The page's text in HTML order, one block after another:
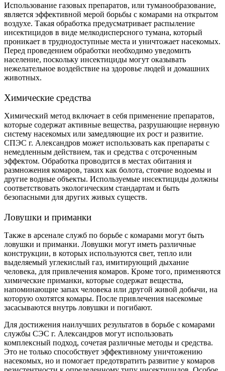
Использование газовых препаратов, или туманообразование,
является эффективной мерой борьбы с комарами на открытом
воздухе. Такая обработка предусматривает распыление
инсектицидов в виде мелкодисперсного тумана, который
проникает в труднодоступные места и уничтожает насекомых.
Перед проведением обработки необходимо уведомить
население, поскольку инсектициды могут оказывать
нежелательное воздействие на здоровье людей и домашних
животных.
Химические средства
Химический метод включает в себя применение препаратов,
которые содержат активные вещества, разрушающие нервную
систему насекомых или замедляющие их рост и развитие.
СПЭС г. Александров может использовать как препараты с
немедленным действием, так и средства с отсроченным
эффектом. Обработка проводится в местах обитания и
размножения комаров, таких как болота, стоячие водоемы и
другие водные объекты. Используемые инсектициды должны
соответствовать экологическим стандартам и быть
безопасными для других живых существ.
Ловушки и приманки
Также в арсенале служб по борьбе с комарами могут быть
ловушки и приманки. Ловушки могут иметь различные
конструкции, в которых используются свет, тепло или
выделяемый углекислый газ, имитирующий дыхание
человека, для привлечения комаров. Кроме того, применяются
химические приманки, которые содержат вещества,
напоминающие запах человека или другой живой добычи, на
которую охотятся комары. После привлечения насекомые
засасываются внутрь ловушки и погибают.
Для достижения наилучших результатов в борьбе с комарами
службы СЭС г. Александров могут использовать
комплексный подход, сочетая различные методы и средства.
Это не только способствует эффективному уничтожению
насекомых, но и помогает предотвратить развитие у комаров